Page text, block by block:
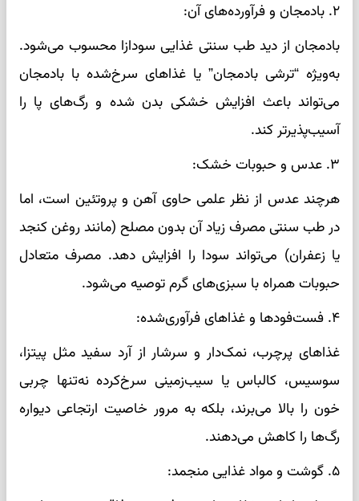
۲. بادمجان و فرآورده‌های آن:
بادمجان از دید طب سنتی غذایی سودازا محسوب می‌شود.
به‌ویژه “ترشی بادمجان” یا غذاهای سرخ‌شده با بادمجان
می‌تواند باعث افزایش خشکی بدن شده و رگ‌های پا را
آسیب‌پذیرتر کند.
۳. عدس و حبوبات خشک:
هرچند عدس از نظر علمی حاوی آهن و پروتئین است، اما
در طب سنتی مصرف زیاد آن بدون مصلح (مانند روغن کنجد
یا زعفران) می‌تواند سودا را افزایش دهد. مصرف متعادل
حبوبات همراه با سبزی‌های گرم توصیه می‌شود.
۴. فست‌فودها و غذاهای فرآوری‌شده:
غذاهای پرچرب، نمک‌دار و سرشار از آرد سفید مثل پیتزا،
سوسیس، کالباس یا سیب‌زمینی سرخ‌کرده نه‌تنها چربی
خون را بالا می‌برند، بلکه به مرور خاصیت ارتجاعی دیواره
رگ‌ها را کاهش می‌دهند.
۵. گوشت و مواد غذایی منجمد: